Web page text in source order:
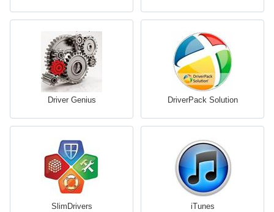
Driver Genius DriverPack Solution
SlimDrivers iTunes